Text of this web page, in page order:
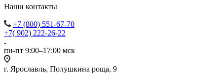
Наши контакты
+7 (800) 551-67-70
+7( 902) 222-26-22
пн-пт 9:00–17:00 мск
г. Ярославль, Полушкина роща, 9